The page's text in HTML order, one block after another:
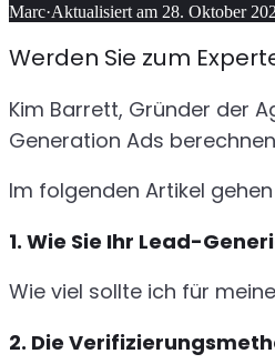
Marc·Aktualisiert am 28. Oktober
Werden Sie zum
Kim Barrett, Gründer der
Generation Ads
Im folgenden Artikel
1. Wie Sie Ihr Lead-
Wie viel sollte ich für
2. Die